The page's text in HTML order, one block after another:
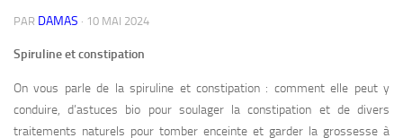
PAR DAMAS · 10 MAI 2024
Spiruline et constipation
On vous parle de la spiruline et constipation : comment elle peut y
conduire, d’astuces bio pour soulager la constipation et de divers
traitements naturels pour tomber enceinte et garder la grossesse à